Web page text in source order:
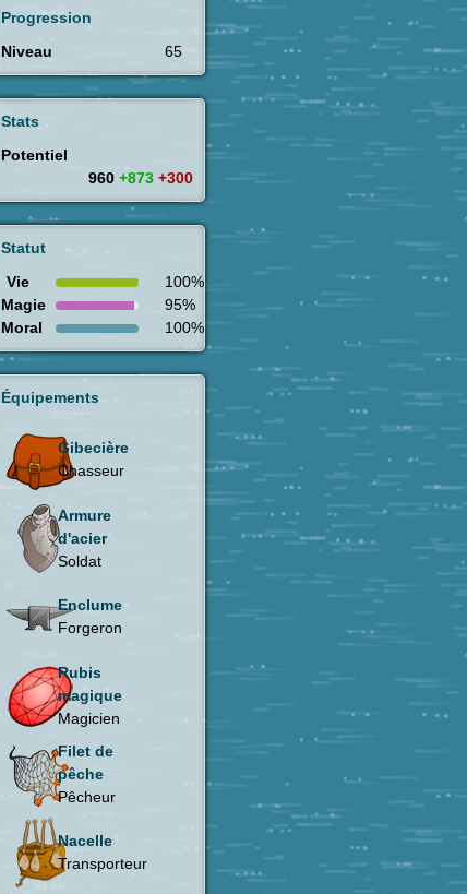
Progression
Niveau
65
Stats
Potentiel
960 +873 +300
Statut
Vie
100%
Magie
95%
Moral
100%
Équipements
Gibecière
Chasseur
Armure
d'acier
Soldat
Enclume
Forgeron
Rubis
magique
Magicien
Filet de
pêche
Pêcheur
Nacelle
Transporteur